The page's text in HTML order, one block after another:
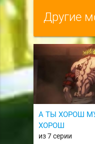
Другие
А ТЫ ХОРОШ
ХОРОШ
из 7 серии